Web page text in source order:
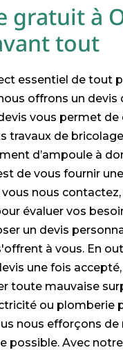
gratuit à
tout
essentiel de tout
offrons un devis
vous permet
travaux de
d’ampoule à
de vous fournir
nous
évaluer vos
un devis
à vous. En
une fois
toute mauvaise
ou plomberie
nous efforçons de
possible. Avec